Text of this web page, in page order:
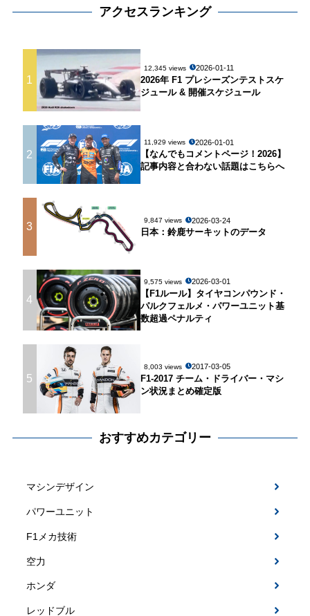
アクセスランキング
1
12,345 views 2026-01-11
2026年 F1 プレシーズンテストスケ
ジュール & 開催スケジュール
2
11,929 views 2026-01-01
【なんでもコメントページ！2026】
記事内容と合わない話題はこちらへ
3 9,847 views 2026-03-24
日本：鈴鹿サーキットのデータ
4
9,575 views 2026-03-01
【F1ルール】タイヤコンパウンド・
パルクフェルメ・パワーユニット基
数超過ペナルティ
5
8,003 views 2017-03-05
F1-2017 チーム・ドライバー・マシ
ン状況まとめ確定版
おすすめカテゴリー
マシンデザイン
パワーユニット
F1メカ技術
空力
ホンダ
レッドブル